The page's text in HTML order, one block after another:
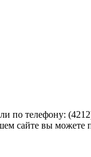
по телефону:
сайте вы